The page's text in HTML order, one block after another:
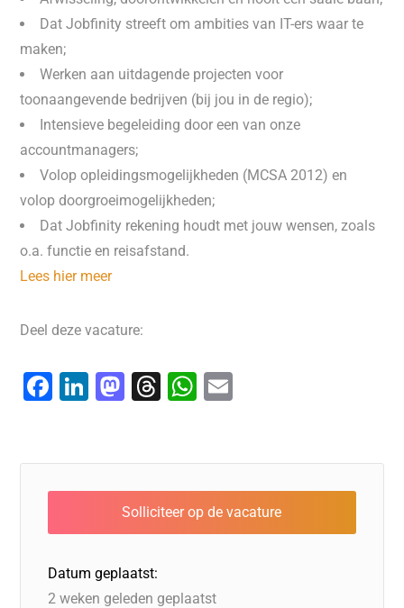
Dat Jobfinity streeft om ambities van IT-ers waar te
maken;
Werken aan uitdagende projecten voor
toonaangevende bedrijven (bij jou in de regio);
Intensieve begeleiding door een van onze
accountmanagers;
Volop opleidingsmogelijkheden (MCSA 2012) en
volop doorgroeimogelijkheden;
Dat Jobfinity rekening houdt met jouw wensen, zoals
o.a. functie en reisafstand.
Lees hier meer
Deel deze vacature:
F
e
b
o
o
k
Li
e
dI
n
M
o
d
o
n
T
a
d
s
W
s
A
p
l
Datum geplaatst:
2 weken geleden geplaatst